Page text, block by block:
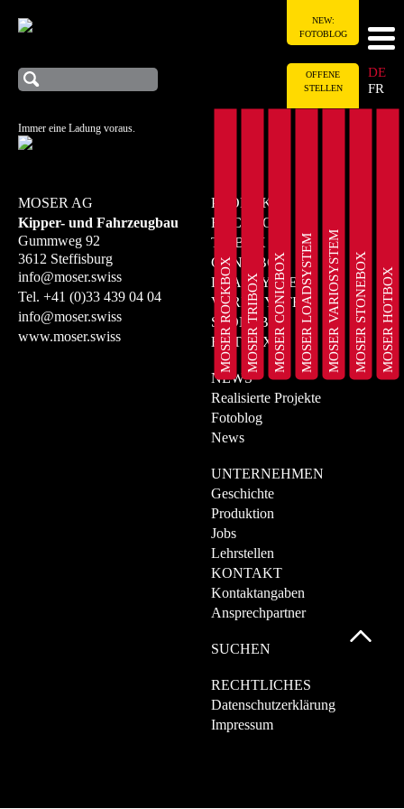
Immer eine Ladung voraus.
DE
FR
NEW:
FOTOBLOG
OFFENE
STELLEN
MOSER ROCKBOXMOSER TRIBOXMOSER CONICBOXMOSER LOADSYSTEMMOSER VARIOSYSTEMMOSER STONEBOXMOSER HOTBOX
MOSER AG
Kipper- und Fahrzeugbau
Gummweg 92
3612 Steffisburg
info@moser.swiss
Tel. +41 (0)33 439 04 04
info@moser.swiss
www.moser.swiss
PRODUKTE
ROCKBOX
TRIBOX
CONICBOX
LOADSYSTEM
VARIOSYSTEM
STONEBOX
HOTBOX
NEWS
Realisierte Projekte
Fotoblog
News
UNTERNEHMEN
Geschichte
Produktion
Jobs
Lehrstellen
KONTAKT
Kontaktangaben
Ansprechpartner
SUCHEN
RECHTLICHES
Datenschutzerklärung
Impressum